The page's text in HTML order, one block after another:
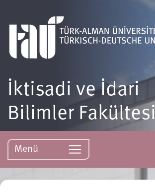
İktisadi ve İdari
Bilimler Fakültesi
Menü